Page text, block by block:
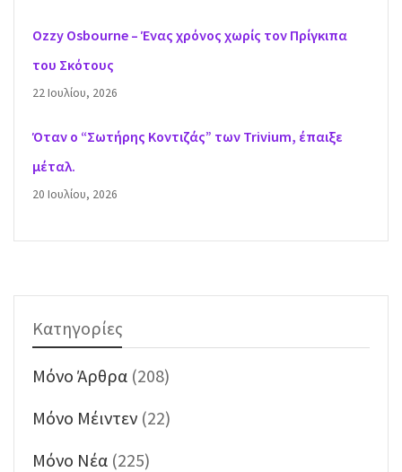
Ozzy Osbourne – Ένας χρόνος χωρίς τον Πρίγκιπα
του Σκότους
22 Ιουλίου, 2026
Όταν ο “Σωτήρης Κοντιζάς” των Trivium, έπαιξε
μέταλ.
20 Ιουλίου, 2026
Κατηγορίες
Mόνο Άρθρα (208)
Mόνο Μέιντεν (22)
Mόνο Νέα (225)